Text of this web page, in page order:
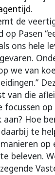
.
de
Pasen
ons hele
we van
van die
aan? Hoe
te
op
beleven.